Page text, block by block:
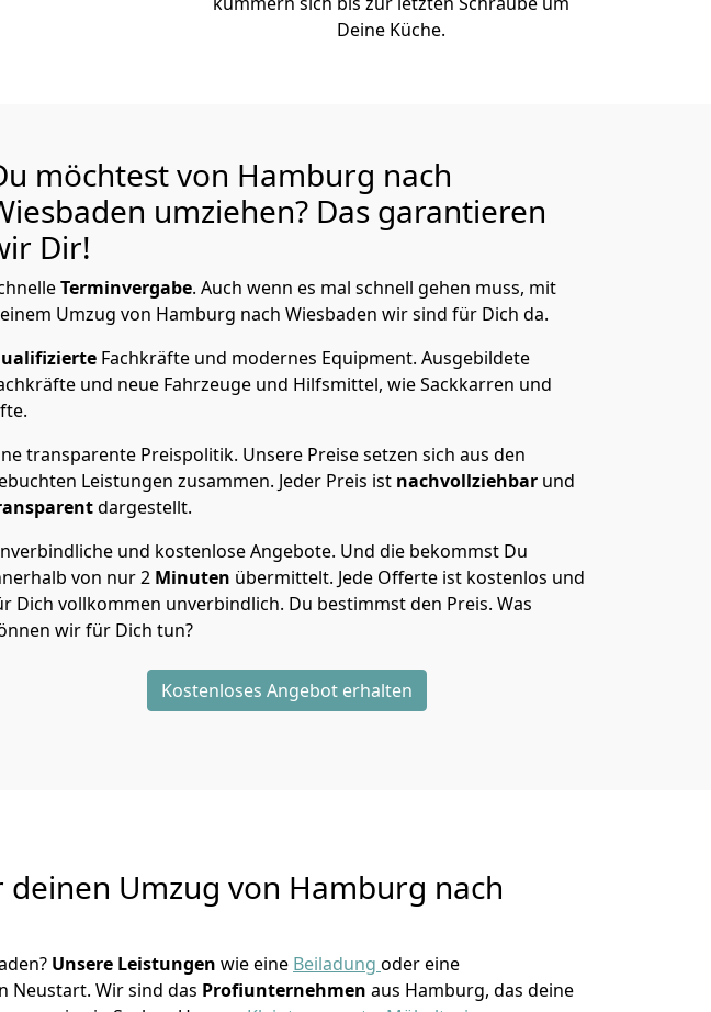
Deine Küche.
möchtest von Hamburg nach
umziehen? Das garantieren
Dir!
Terminvergabe. Auch wenn es mal schnell gehen muss, mit
Umzug von Hamburg nach Wiesbaden wir sind für Dich da.
Fachkräfte und modernes Equipment. Ausgebildete
und neue Fahrzeuge und Hilfsmittel, wie Sackkarren und
transparente Preispolitik. Unsere Preise setzen sich aus den
Leistungen zusammen. Jeder Preis ist nachvollziehbar und
dargestellt.
und kostenlose Angebote. Und die bekommst Du
von nur2 Minuten übermittelt. Jede Offerte ist kostenlos und
Dich vollkommen unverbindlich. Du bestimmst den Preis. Was
wir für Dich tun?
Kostenloses Angebot erhalten
Umzug von Hamburg nach
Unsere Leistungen wie eine Beiladung oder eine
Neustart. Wir sind das Profiunternehmen aus Hamburg, das deine